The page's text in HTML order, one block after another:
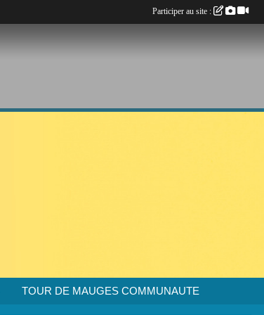
TOUR DE MAUGES COMMUNAUTE
Participer au site :